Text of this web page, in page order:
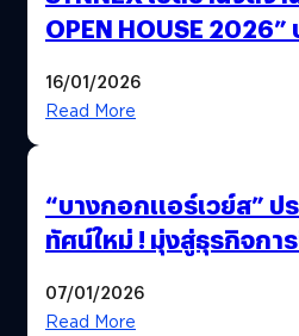
OPEN HOUSE 2026”
ได้ 53,000 ล้านบาท
16/01/2026
Read More
“บางกอกแอร์เวย์ส” ป
ทัศน์ใหม่ ! มุ่งสู่ธุรกิจกา
สังคม
07/01/2026
Read More